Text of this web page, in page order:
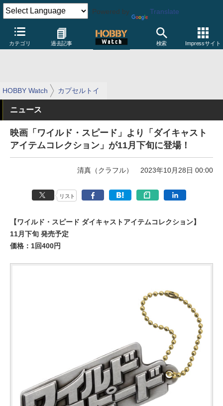
Powered by Translate
カテゴリ 過去記事 検索 Impressサイト
HOBBY Watch カプセルトイ
ニュース
映画「ワイルド・スピード」より「ダイキャスト
アイテムコレクション」が11月下旬に登場！
清真（クラフル） 2023年10月28日 00:00
リスト
【ワイルド・スピード ダイキャストアイテムコレクション】
11月下旬 発売予定
価格：1回400円